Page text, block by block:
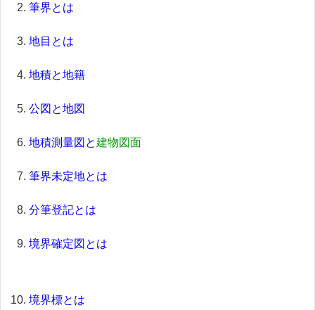
筆界とは
地目とは
地積と地籍
公図と地図
地積測量図と建物図面
筆界未定地とは
分筆登記とは
境界確定図とは
境界標とは